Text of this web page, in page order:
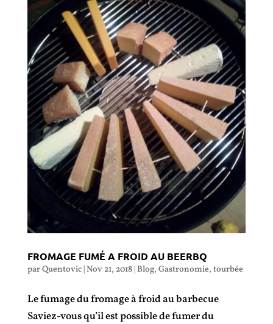
FROMAGE FUMÉ A FROID AU BEERBQ
parQuentovic|Nov 21, 2018|Blog, Gastronomie, tourbée
Le fumage du fromage à froid au barbecue
Saviez-vous qu’il est possible de fumer du